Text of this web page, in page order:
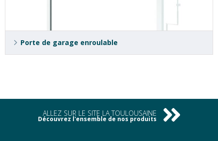
Porte de garage enroulable
ALLEZ SUR LE SITE LA TOULOUSAINE
Découvrez l'ensemble de nos produits